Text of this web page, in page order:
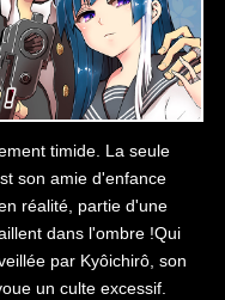
timide. La seule
son amie d'enfance
réalité, partie d'une
dans l'ombre !Qui
par Kyôichirô, son
un culte excessif.